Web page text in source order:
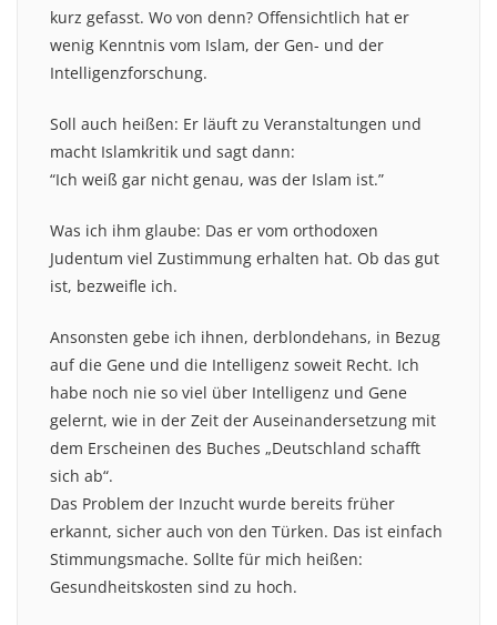
kurz gefasst. Wo von denn? Offensichtlich hat er
wenig Kenntnis vom Islam, der Gen- und der
Intelligenzforschung.
Soll auch heißen: Er läuft zu Veranstaltungen und
macht Islamkritik und sagt dann:
“Ich weiß gar nicht genau, was der Islam ist.”
Was ich ihm glaube: Das er vom orthodoxen
Judentum viel Zustimmung erhalten hat. Ob das gut
ist, bezweifle ich.
Ansonsten gebe ich ihnen, derblondehans, in Bezug
auf die Gene und die Intelligenz soweit Recht. Ich
habe noch nie so viel über Intelligenz und Gene
gelernt, wie in der Zeit der Auseinandersetzung mit
dem Erscheinen des Buches „Deutschland schafft
sich ab“.
Das Problem der Inzucht wurde bereits früher
erkannt, sicher auch von den Türken. Das ist einfach
Stimmungsmache. Sollte für mich heißen:
Gesundheitskosten sind zu hoch.